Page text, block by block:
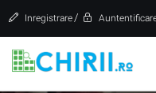
Inregistrare /